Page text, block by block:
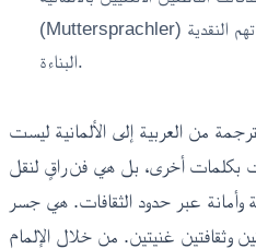
(Muttersprachler) مراجعة نصوصك وإبداء ملاحظاتهم النقدية
البناءة.
من العربية إلى الألمانية ليست
بكلمات أخرى، بل هي فن راقٍ لنقل
وأمانة عبر حدود الثقافات. هي جسر
وثقافتين غنيتين. من خلال الإلمام